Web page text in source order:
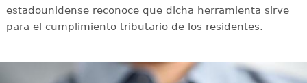
estadounidense reconoce que dicha herramienta sirve
para el cumplimiento tributario de los residentes.